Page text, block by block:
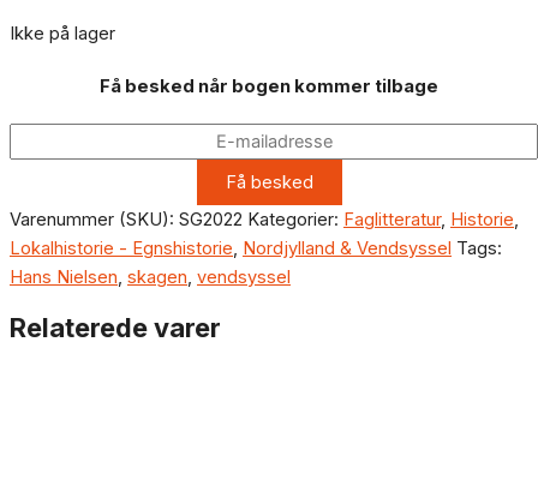
Ikke på lager
Få besked når bogen kommer tilbage
Varenummer (SKU): SG2022 Kategorier: Faglitteratur, Historie,
Lokalhistorie - Egnshistorie, Nordjylland & Vendsyssel Tags:
Hans Nielsen, skagen, vendsyssel
Relaterede varer